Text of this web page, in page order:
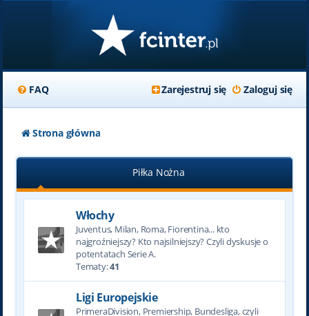
FAQ Zaloguj się
Zarejestruj się
Strona główna
Piłka Nożna
Włochy
Juventus, Milan, Roma, Fiorentina... kto
najgroźniejszy? Kto najsilniejszy? Czyli dyskusje o
potentatach Serie A.
Tematy:41
Ligi Europejskie
PrimeraDivision, Premiership, Bundesliga, czyli